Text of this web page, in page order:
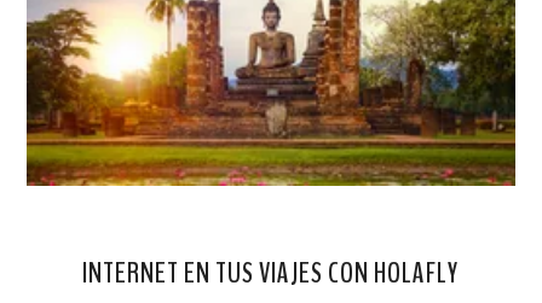
INTERNET EN TUS VIAJES CON HOLAFLY